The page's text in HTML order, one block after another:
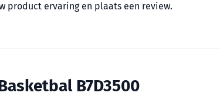
product ervaring en plaats een review.
B7D3500